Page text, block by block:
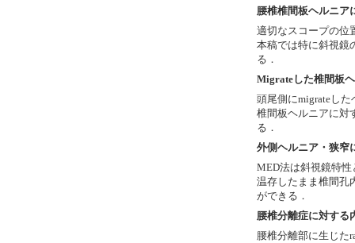
腰椎椎間板ヘルニア
適切なスコープの位
本稿では特に斜視鏡
る．
Migrateした椎間板
頭尾側にmigrateし
椎間板ヘルニアに対
る．
外側ヘルニア・狭窄
MED法は斜視鏡特
温存したまま椎間孔
ができる．
腰椎分離症に対する
腰椎分離部に生じた